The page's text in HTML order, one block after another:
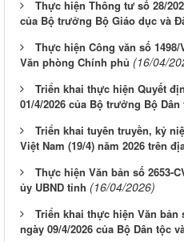
Thực hiện Thông tư số 28/
của Bộ trưởng Bộ Giáo dục và
Thực hiện Công văn số 1498/
Văn phòng Chính phủ (16/04/
Triển khai thực hiện Quyết
01/4/2026 của Bộ trưởng Bộ
Triển khai tuyên truyền, kỷ
Việt Nam (19/4) năm 2026 trên
Thực hiện Văn bản số 2653-
ủy UBND tỉnh (16/04/2026)
Triển khai thực hiện Văn bản
ngày 09/4/2026 của Bộ Dân tộc